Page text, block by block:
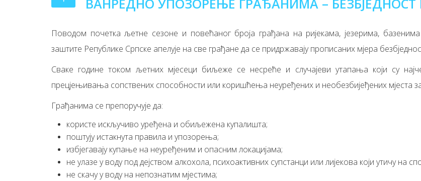
ВАНРЕДНО УПОЗОРЕЊЕ ГРАЂАНИМА –
Поводом почетка љетне сезоне и повећаног броја грађана на ријекама, језерима,
заштите Републике Српске апелује на све грађане да се придржавају прописаних мјера
Сваке године током љетних мјесеци биљеже се несреће и случајеви утапања који су
прецјењивања сопствених способности или коришћења неуређених и необезбијеђених мјеста
Грађанима се препоручује да:
користе искључиво уређена и обиљежена купалишта;
поштују истакнута правила и упозорења;
избјегавају купање на неуређеним и опасним локацијама;
не улазе у воду под дејством алкохола, психоактивних супстанци или лијекова који утичу на
не скачу у воду на непознатим мјестима;